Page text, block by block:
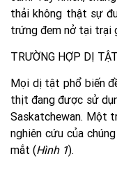
thải không thật sự
trứng đem nở tại trại
TRƯỜNG HỢP DỊ
Mọi dị tật phổ biến
thịt đang được sử
Saskatchewan. Một
nghiên cứu của
mắt (Hình 1).